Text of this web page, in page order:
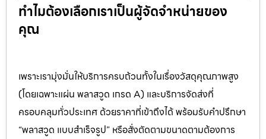
ทำไมต้องเลือกเราเป็นผู้จัดจำหน่ายของ
คุณ
เพราะเรามุ่งมั่นให้บริการครบถ้วนทั้งในเรื่องวัสดุคุณภาพสูง
(โดยเฉพาะแผ่น พลาสวูด เกรด A) และบริการจัดส่งที่
ครอบคลุมทั่วประเทศ ด้วยราคาที่เข้าถึงได้ พร้อมรับคำปรึกษา
“พลาสวูด แบบสำเร็จรูป” หรือสั่งตัดตามขนาดตามต้องการ